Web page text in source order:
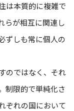
は本質的に複雑で
らが相互に関連し
ずしも常に個人の
のではなく、それ
制限的で単純化さ
ぞれの国において